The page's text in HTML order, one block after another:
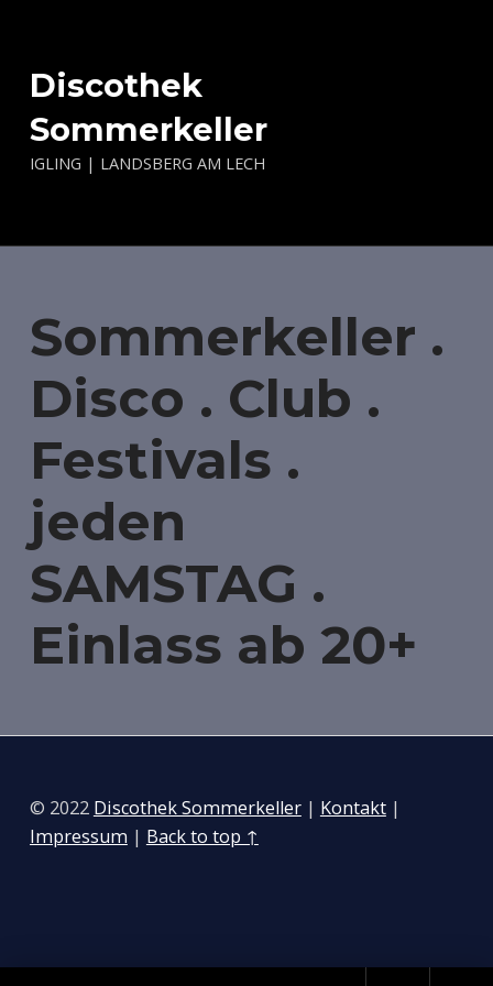
Discothek
Sommerkeller
IGLING | LANDSBERG AM LECH
Sommerkeller .
Disco . Club .
Festivals .
jeden
SAMSTAG .
Einlass ab 20+
Zurück zur Hauptnavigation springen
© 2022 Discothek Sommerkeller| Kontakt|
Impressum | Back to top ↑